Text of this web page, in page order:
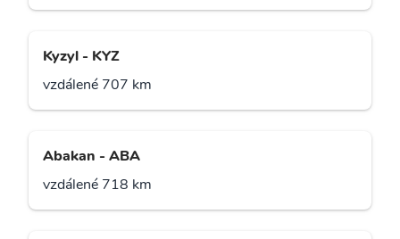
Kyzyl - KYZ
vzdálené 707 km
Abakan - ABA
vzdálené 718 km